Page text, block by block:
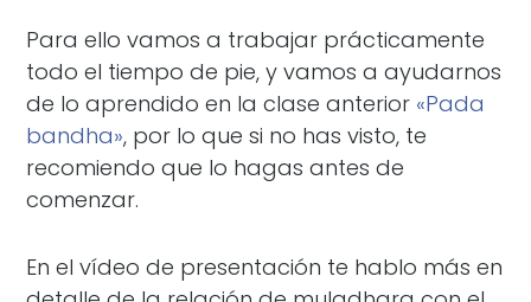
Para ello vamos a trabajar prácticamente
todo el tiempo de pie, y vamos a ayudarnos
de lo aprendido en la clase anterior «Pada
bandha», por lo que si no has visto, te
recomiendo que lo hagas antes de
comenzar.
En el vídeo de presentación te hablo más en